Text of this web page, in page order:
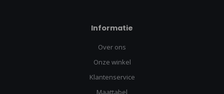
Informatie
Over ons
Onze winkel
Klantenservice
Maattabel